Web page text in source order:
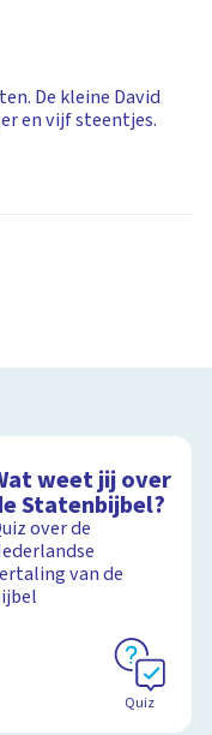
De kleine David
en vijf steentjes.
weet jij over
Statenbijbel?
over de
van de
Quiz